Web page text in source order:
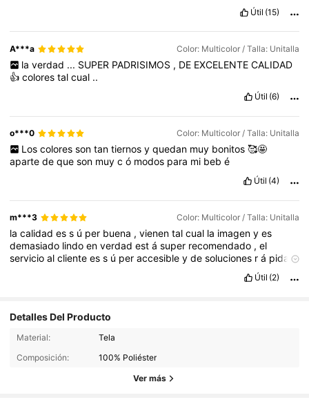
Útil (15)
A***a Color: Multicolor / Talla: Unitalla
la verdad ... SUPER PADRISIMOS , DE EXCELENTE CALIDAD
👍colorestalcual ..
Útil (6)
o***0 Color: Multicolor / Talla: Unitalla
Los colores son tan tiernos y quedan muy bonitos 🥰🤩
apartedequeson muycó modos para mi bebé
Útil (4)
m***3 Color: Multicolor / Talla: Unitalla
lacalidadess ú per buena ,vienentalcual la imagenyes
demasiado lindoenverdadestásuper recomendado ,el
servicioalclienteess ú peraccesibleydesoluciones rá pidas
Útil (2)
Detalles Del Producto
Material:
Tela
Composición:
100% Poliéster
Ver más
15K Seguidores